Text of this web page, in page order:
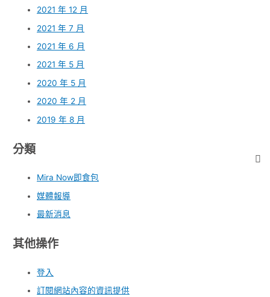
2021 年 12 月
2021 年 7 月
2021 年 6 月
2021 年 5 月
2020 年 5 月
2020 年 2 月
2019 年 8 月
分類
Mira Now即食包
媒體報導
最新消息
其他操作
登入
訂閱網站內容的資訊提供